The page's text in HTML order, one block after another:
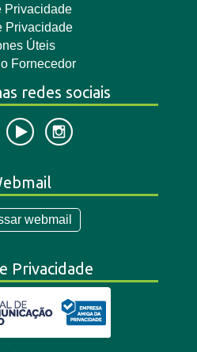
Privacidade
Privacidade
Úteis
Fornecedor
redes sociais
webmail
Privacidade